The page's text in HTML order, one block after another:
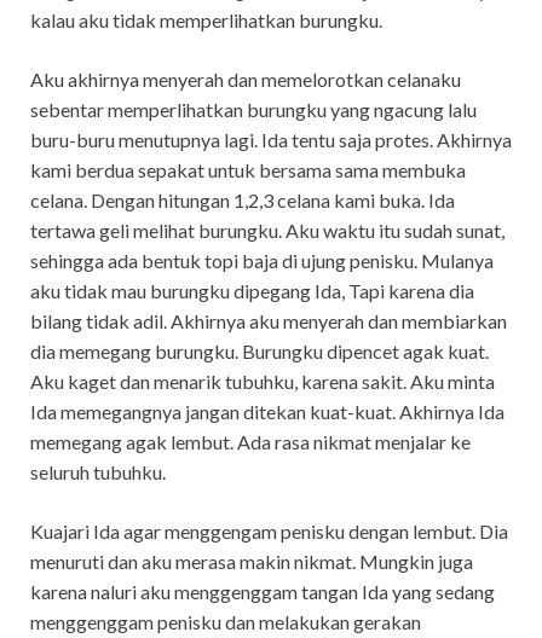
kalau aku tidak memperlihatkan burungku.
Aku akhirnya menyerah dan memelorotkan celanaku
sebentar memperlihatkan burungku yang ngacung lalu
buru-buru menutupnya lagi. Ida tentu saja protes. Akhirnya
kami berdua sepakat untuk bersama sama membuka
celana. Dengan hitungan 1,2,3 celana kami buka. Ida
tertawa geli melihat burungku. Aku waktu itu sudah sunat,
sehingga ada bentuk topi baja di ujung penisku. Mulanya
aku tidak mau burungku dipegang Ida, Tapi karena dia
bilang tidak adil. Akhirnya aku menyerah dan membiarkan
dia memegang burungku. Burungku dipencet agak kuat.
Aku kaget dan menarik tubuhku, karena sakit. Aku minta
Ida memegangnya jangan ditekan kuat-kuat. Akhirnya Ida
memegang agak lembut. Ada rasa nikmat menjalar ke
seluruh tubuhku.
Kuajari Ida agar menggengam penisku dengan lembut. Dia
menuruti dan aku merasa makin nikmat. Mungkin juga
karena naluri aku menggenggam tangan Ida yang sedang
menggenggam penisku dan melakukan gerakan